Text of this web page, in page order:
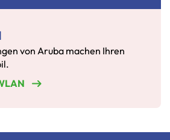
von Aruba machen Ihren